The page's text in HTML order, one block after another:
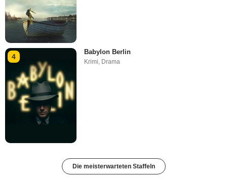
4
Babylon Berlin
Krimi, Drama
Die meisterwarteten Staffeln